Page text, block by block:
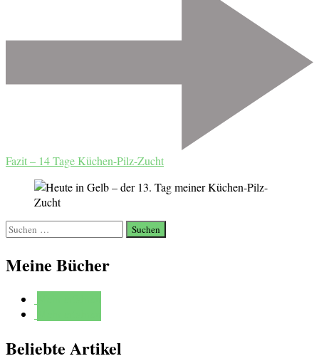
Fazit – 14 Tage Küchen-Pilz-Zucht
Suchen
nach:
Meine Bücher
Beliebte Artikel